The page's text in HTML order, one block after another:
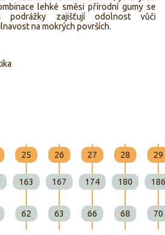
lehké směsi přírodní gumy se
podrážky zajišťují odolnost vůči
na mokrých površích.
25 26 27 28 29
163 167 174 180 186
62 63 66 68 70